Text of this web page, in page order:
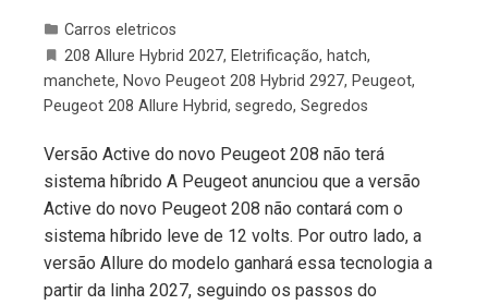
Carros eletricos
208 Allure Hybrid 2027, Eletrificação, hatch,
manchete, Novo Peugeot 208 Hybrid 2927, Peugeot,
Peugeot 208 Allure Hybrid, segredo, Segredos
Versão Active do novo Peugeot 208 não terá
sistema híbrido A Peugeot anunciou que a versão
Active do novo Peugeot 208 não contará com o
sistema híbrido leve de 12 volts. Por outro lado, a
versão Allure do modelo ganhará essa tecnologia a
partir da linha 2027, seguindo os passos do